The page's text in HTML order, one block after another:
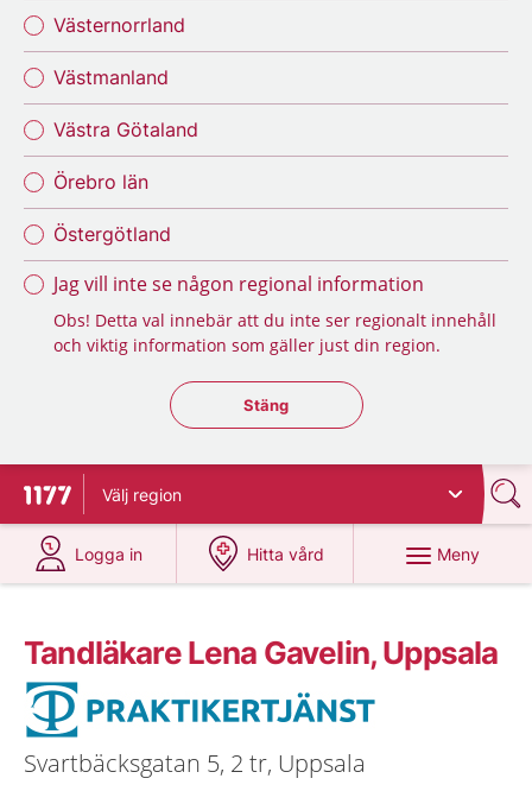
Västernorrland
Västmanland
Västra Götaland
Örebro län
Östergötland
Jag vill inte se någon regional information
Obs! Detta val innebär att du inte ser regionalt innehåll
och viktig information som gäller just din region.
Stäng regionsväljaren
Stäng
Till startsidan för 1177
Välj region
Logga in
på 1177.se
Hitta vård
på 1177.se
Meny
Tandläkare Lena Gavelin, Uppsala
Svartbäcksgatan 5, 2 tr, Uppsala